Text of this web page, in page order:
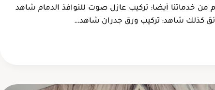
خدماتنا أيضا: تركيب عازل صوت للنوافذ الدمام شاهد
كذلك شاهد: تركيب ورق جدران شاهد…